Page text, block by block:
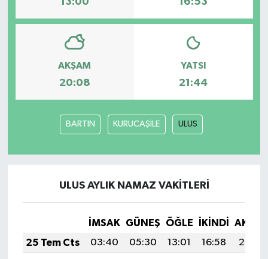
AKŞAM
20:08
YATSI
21:44
BARTIN KURUCAŞİLE ULUS
ULUS AYLIK NAMAZ VAKITLERI
İMSAK GÜNEŞ ÖĞLE İKINDI
25 Tem Cts
03:40 05:30 13:01 16:58
20:22